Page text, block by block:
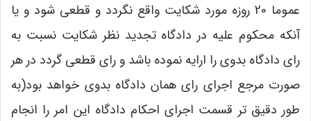
عموما 20 روزه مورد شکایت واقع نگردد و قطعی شود و یا
آنکه محکوم علیه در دادگاه تجدید نظر شکایت نسبت به
رای دادگاه بدوی را ارایه نموده باشد و رای قطعی گردد در هر
صورت مرجع اجرای رای همان دادگاه بدوی خواهد بود(به
طور دقیق تر قسمت اجرای احکام دادگاه این امر را انجام